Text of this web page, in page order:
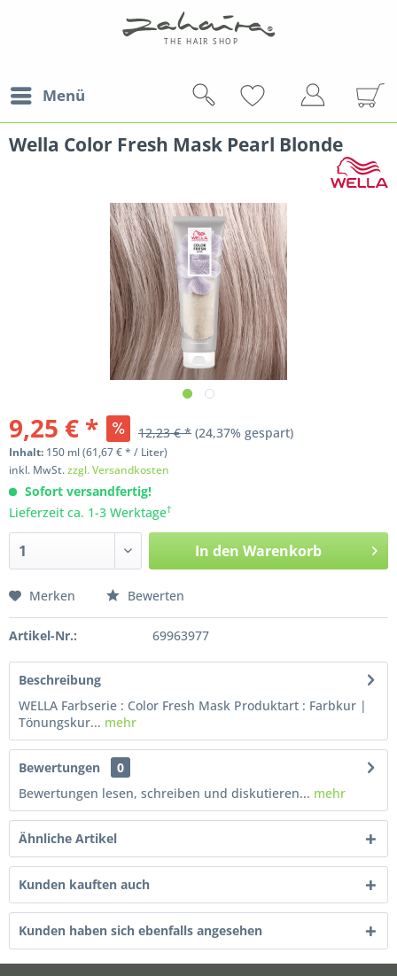
Menü
Wella Color Fresh Mask Pearl Blonde
9,25 € * 12,23 € * (24,37% gespart)
Inhalt: 150 ml(61,67 € * / Liter)
inkl. MwSt.zzgl. Versandkosten
Sofort versandfertig!
Lieferzeit ca. 1-3 Werktage†
In den Warenkorb
Merken Bewerten
Artikel-Nr.: 69963977
Beschreibung
WELLA Farbserie : Color Fresh Mask Produktart : Farbkur |
Tönungskur... mehr
Bewertungen
0
Bewertungen lesen, schreiben und diskutieren... mehr
Ähnliche Artikel
Kunden kauften auch
Kunden haben sich ebenfalls angesehen